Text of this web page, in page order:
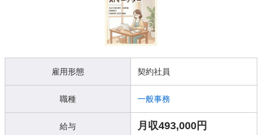
雇用形態 契約社員
職種 一般事務
給与 月収493,000円